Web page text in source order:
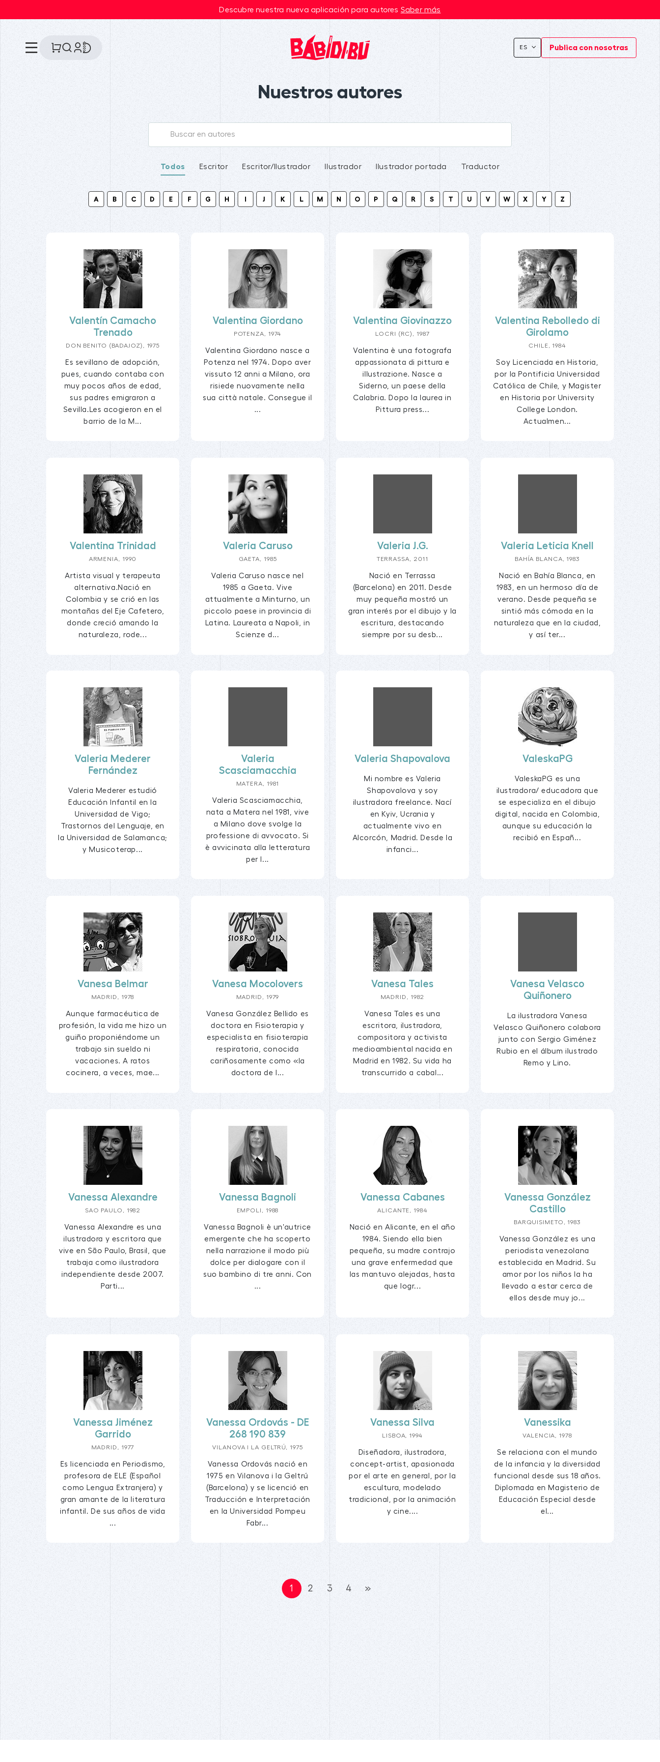
Descubre nuestra nueva aplicación para autores Saber más
ES Publica con nosotras
Nuestros autores
Todos Escritor Escritor/Ilustrador Ilustrador Ilustrador portada Traductor
A B C D E F G H I J K L M N O P Q R S T U V W X Y Z
Valentín Camacho
Trenado
DON BENITO (BADAJOZ), 1975
Es sevillano de adopción,
pues, cuando contaba con
muy pocos años de edad,
sus padres emigraron a
Sevilla.Les acogieron en el
barrio de la M...
Valentina Giordano
POTENZA, 1974
Valentina Giordano nasce a
Potenza nel 1974. Dopo aver
vissuto 12 anni a Milano, ora
risiede nuovamente nella
sua città natale. Consegue il
...
Valentina Giovinazzo
LOCRI (RC), 1987
Valentina è una fotografa
appassionata di pittura e
illustrazione. Nasce a
Siderno, un paese della
Calabria. Dopo la laurea in
Pittura press...
Valentina Rebolledo di
Girolamo
CHILE, 1984
Soy Licenciada en Historia,
por la Pontificia Universidad
Católica de Chile, y Magister
en Historia por University
College London.
Actualmen...
Valentina Trinidad
ARMENIA, 1990
Artista visual y terapeuta
alternativa.Nació en
Colombia y se crió en las
montañas del Eje Cafetero,
donde creció amando la
naturaleza, rode...
Valeria Caruso
GAETA, 1985
Valeria Caruso nasce nel
1985 a Gaeta. Vive
attualmente a Minturno, un
piccolo paese in provincia di
Latina. Laureata a Napoli, in
Scienze d...
Valeria J.G.
TERRASSA, 2011
Nació en Terrassa
(Barcelona) en 2011. Desde
muy pequeña mostró un
gran interés por el dibujo y la
escritura, destacando
siempre por su desb...
Valeria Leticia Knell
BAHÍA BLANCA, 1983
Nació en Bahía Blanca, en
1983, en un hermoso día de
verano. Desde pequeña se
sintió más cómoda en la
naturaleza que en la ciudad,
y así ter...
Valeria Mederer
Fernández
Valeria Mederer estudió
Educación Infantil en la
Universidad de Vigo;
Trastornos del Lenguaje, en
la Universidad de Salamanca;
y Musicoterap...
Valeria
Scasciamacchia
MATERA, 1981
Valeria Scasciamacchia,
nata a Matera nel 1981, vive
a Milano dove svolge la
professione di avvocato. Si
è avvicinata alla letteratura
per l...
Valeria Shapovalova
Mi nombre es Valeria
Shapovalova y soy
ilustradora freelance. Nací
en Kyiv, Ucrania y
actualmente vivo en
Alcorcón, Madrid. Desde la
infanci...
ValeskaPG
ValeskaPG es una
ilustradora/ educadora que
se especializa en el dibujo
digital, nacida en Colombia,
aunque su educación la
recibió en Españ...
Vanesa Belmar
MADRID, 1978
Aunque farmacéutica de
profesión, la vida me hizo un
guiño proponiéndome un
trabajo sin sueldo ni
vacaciones. A ratos
cocinera, a veces, mae...
Vanesa Mocolovers
MADRID, 1979
Vanesa González Bellido es
doctora en Fisioterapia y
especialista en fisioterapia
respiratoria, conocida
cariñosamente como «la
doctora de l...
Vanesa Tales
MADRID, 1982
Vanesa Tales es una
escritora, ilustradora,
compositora y activista
medioambiental nacida en
Madrid en 1982. Su vida ha
transcurrido a cabal...
Vanesa Velasco
Quiñonero
La ilustradora Vanesa
Velasco Quiñonero colabora
junto con Sergio Giménez
Rubio en el álbum ilustrado
Remo y Lino.
Vanessa Alexandre
SAO PAULO, 1982
Vanessa Alexandre es una
ilustradora y escritora que
vive en São Paulo, Brasil, que
trabaja como ilustradora
independiente desde 2007.
Parti...
Vanessa Bagnoli
EMPOLI, 1988
Vanessa Bagnoli è un'autrice
emergente che ha scoperto
nella narrazione il modo più
dolce per dialogare con il
suo bambino di tre anni. Con
...
Vanessa Cabanes
ALICANTE, 1984
Nació en Alicante, en el año
1984. Siendo ella bien
pequeña, su madre contrajo
una grave enfermedad que
las mantuvo alejadas, hasta
que logr...
Vanessa González
Castillo
BARQUISIMETO, 1983
Vanessa González es una
periodista venezolana
establecida en Madrid. Su
amor por los niños la ha
llevado a estar cerca de
ellos desde muy jo...
Vanessa Jiménez
Garrido
MADRID, 1977
Es licenciada en Periodismo,
profesora de ELE (Español
como Lengua Extranjera) y
gran amante de la literatura
infantil. De sus años de vida
...
Vanessa Ordovás - DE
268 190 839
VILANOVA I LA GELTRÚ, 1975
Vanessa Ordovás nació en
1975 en Vilanova i la Geltrú
(Barcelona) y se licenció en
Traducción e Interpretación
en la Universidad Pompeu
Fabr...
Vanessa Silva
LISBOA, 1994
Diseñadora, ilustradora,
concept-artist, apasionada
por el arte en general, por la
escultura, modelado
tradicional, por la animación
y cine....
Vanessika
VALENCIA, 1978
Se relaciona con el mundo
de la infancia y la diversidad
funcional desde sus 18 años.
Diplomada en Magisterio de
Educación Especial desde
el...
1 2 3 4 »